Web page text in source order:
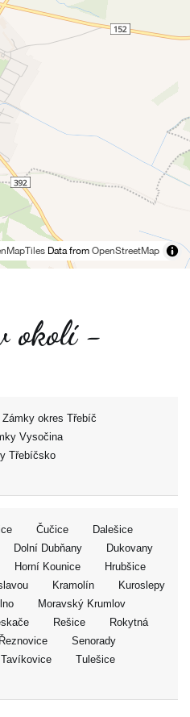
Data from OpenStreetMap
okolí -
Zámky okres Třebíč
Vysočina
Třebíčsko
Čučice
Dalešice
Dolní Dubňany
Dukovany
Horní Kounice
Hrubšice
Kramolín
Kuroslepy
Moravský Krumlov
Rešice
Rokytná
Řeznovice
Senorady
Tavíkovice
Tulešice